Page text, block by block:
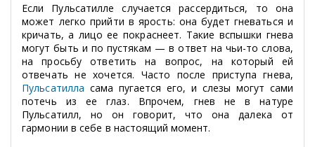
Если Пульсатилле случается рассердиться, то она
может легко прийти в ярость: она будет гневаться и
кричать, а лицо ее покраснеет. Такие вспышки гнева
могут быть и по пустякам — в ответ на чьи-то слова,
на просьбу ответить на вопрос, на который ей
отвечать не хочется. Часто после приступа гнева,
Пульсатилла сама пугается его, и слезы могут сами
потечь из ее глаз. Впрочем, гнев не в натуре
Пульсатилл, но он говорит, что она далека от
гармонии в себе в настоящий момент.